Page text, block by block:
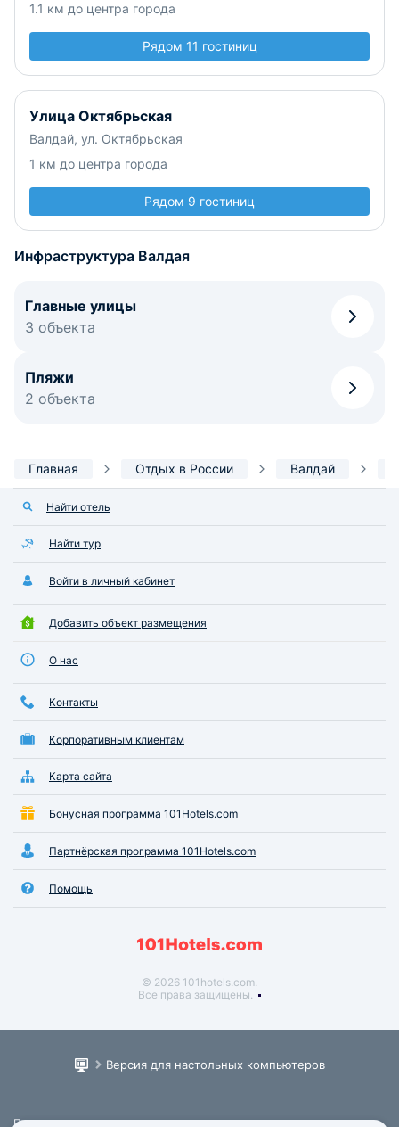
1.1 км до центра города
Рядом 11 гостиниц
Улица Октябрьская
Валдай, ул. Октябрьская
1 км до центра города
Рядом 9 гостиниц
Инфраструктура Валдая
Главные улицы
3 объекта
Пляжи
2 объекта
Главная Отдых в России Валдай
Найти отель
Найти тур
Войти в личный кабинет
Добавить объект размещения
О нас
Контакты
Корпоративным клиентам
Карта сайта
Бонусная программа 101Hotels.com
Партнёрская программа 101Hotels.com
Помощь
© 2026 101hotels.com.
Все права защищены.
Версия для настольных компьютеров
Пользовательское соглашение